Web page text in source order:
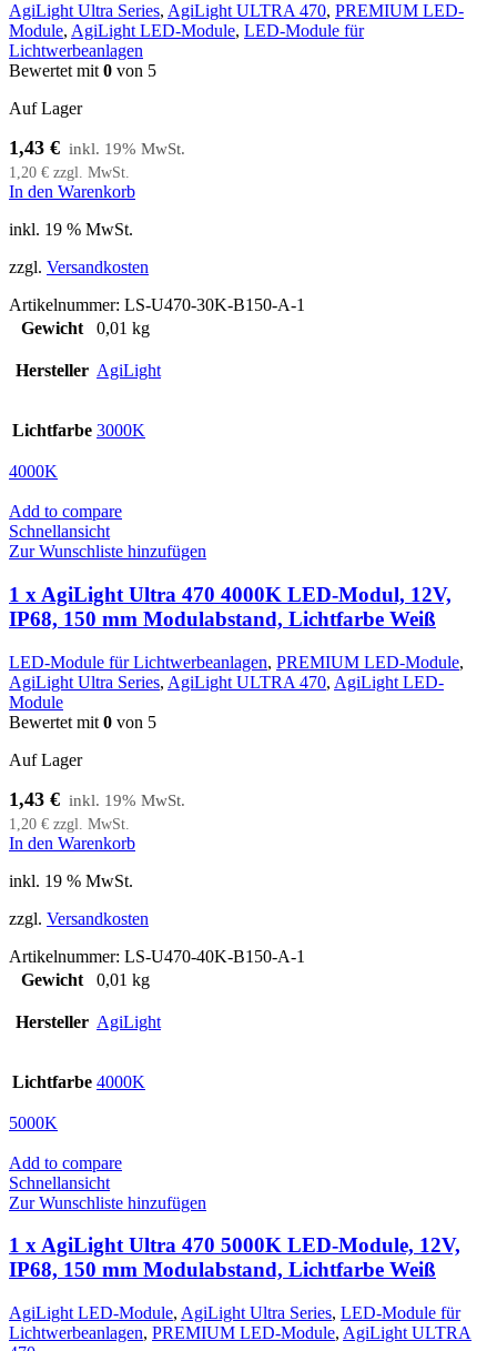
AgiLight Ultra Series, AgiLight ULTRA 470, PREMIUM LED-
Module, AgiLight LED-Module, LED-Module für
Lichtwerbeanlagen
Bewertet mit 0 von 5
Auf Lager
1,43 €
1,20 € zzgl. MwSt.
In den Warenkorb
inkl. 19 % MwSt.
zzgl. Versandkosten
Artikelnummer: LS-U470-30K-B150-A-1
Gewicht
0,01 kg
Hersteller AgiLight
Lichtfarbe 3000K
4000K
Add to compare
Schnellansicht
Zur Wunschliste hinzufügen
1 x AgiLight Ultra 470 4000K LED-Modul, 12V,
IP68, 150 mm Modulabstand, Lichtfarbe Weiß
LED-Module für Lichtwerbeanlagen, PREMIUM LED-Module,
AgiLight Ultra Series, AgiLight ULTRA 470, AgiLight LED-
Module
Bewertet mit 0 von 5
Auf Lager
1,43 €
1,20 € zzgl. MwSt.
In den Warenkorb
inkl. 19 % MwSt.
zzgl. Versandkosten
Artikelnummer: LS-U470-40K-B150-A-1
Gewicht
0,01 kg
Hersteller AgiLight
Lichtfarbe 4000K
5000K
Add to compare
Schnellansicht
Zur Wunschliste hinzufügen
1 x AgiLight Ultra 470 5000K LED-Module, 12V,
IP68, 150 mm Modulabstand, Lichtfarbe Weiß
AgiLight LED-Module, AgiLight Ultra Series, LED-Module für
Lichtwerbeanlagen, PREMIUM LED-Module, AgiLight ULTRA